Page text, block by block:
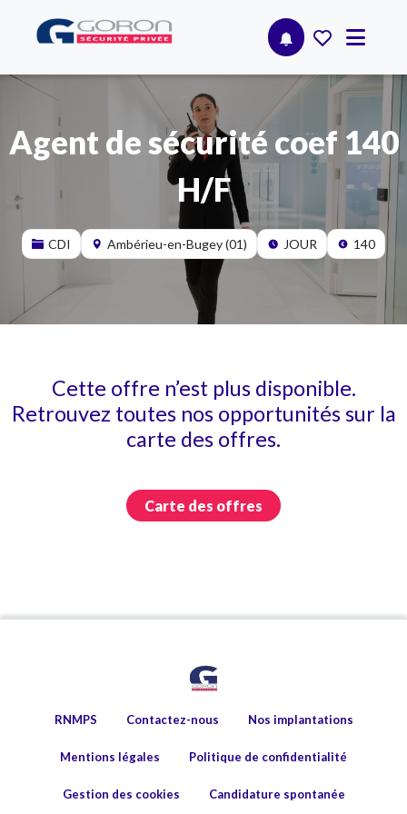
Agent de sécurité coef 140
H/F
CDI Ambérieu-en-Bugey (01) JOUR 140
Cette offre n’est plus disponible.
Retrouvez toutes nos opportunités sur la
carte des offres.
Carte des offres
RNMPS Contactez-nous Nos implantations
Mentions légales Politique de confidentialité
Gestion des cookies Candidature spontanée